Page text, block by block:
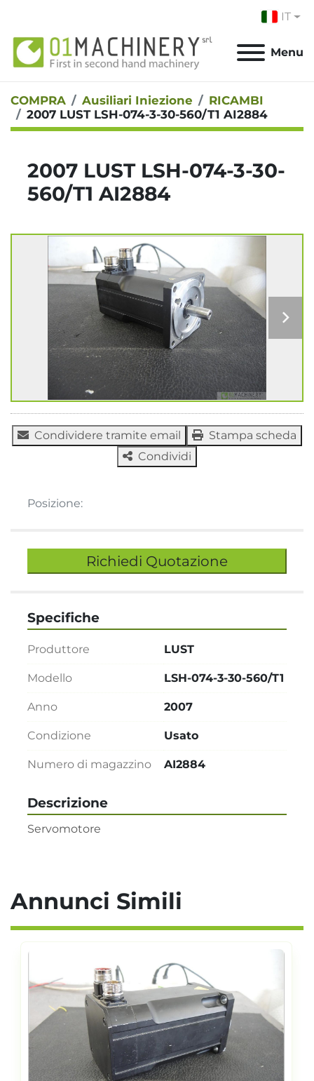
IT
Menu
COMPRA Ausiliari Iniezione
RICAMBI
2007 LUST LSH-074-3-30-560/T1 AI2884
2007 LUST LSH-074-3-30-
560/T1 AI2884
Condividere tramite email
Stampa scheda
Condividi
Posizione:
Richiedi Quotazione
Descrizione
Servomotore
Specifiche
Produttore LUST
Modello LSH-074-3-30-560/T1
Anno 2007
Condizione Usato
Numero di magazzino AI2884
Annunci Simili